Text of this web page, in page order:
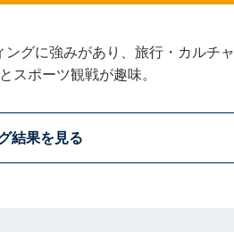
グに強みがあり、旅行・カルチャ
スポーツ観戦が趣味。
結果を見る